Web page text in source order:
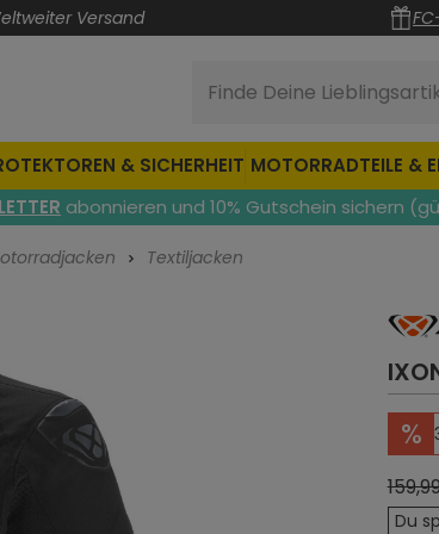
Versand
Finde Deine
& SICHERHEIT MOTORRADTEILE &
abonnieren und 10% Gutschein sichern
Textiljacken
%
Du